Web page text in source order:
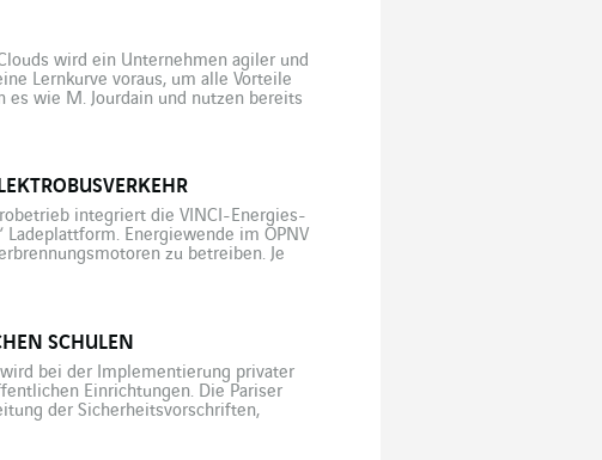
wird ein Unternehmen agiler und
Lernkurve voraus, um alle Vorteile
es wie M. Jourdain und nutzen bereits
integriert die VINCI-Energies-
Energiewende im ÖPNV
zu betreiben. Je
elektrisch fahren, während […]
SCHULEN
bei der Implementierung privater
Einrichtungen. Die Pariser
der Sicherheitsvorschriften,
umzusetzen […]